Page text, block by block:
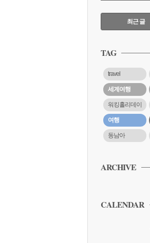
RECENTLY
최근 글
근
글
TAG
travel
세계여행
워킹홀리데이
여행
동남아
ARCHIVE
CALENDAR